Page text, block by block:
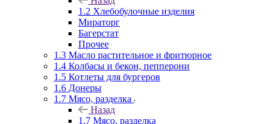
1.2 Хлебобулочные изделия
Мираторг
Багерстат
Прочее
1.3 Масло растительное и фритюрное
1.4 Колбасы и бекон, пепперони
1.5 Котлеты для бургеров
1.6 Донеры
1.7 Мясо, разделка
Назад
1.7 Мясо, разделка